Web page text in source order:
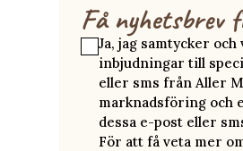
Få nyhetsbrev
Ja, jag samtycker
inbjudningar till
eller sms från Aller
marknadsföring och
dessa e-post eller
För att få veta mer